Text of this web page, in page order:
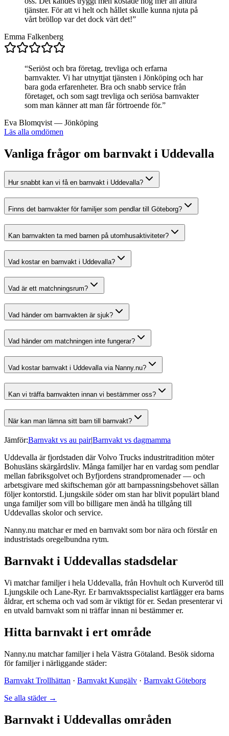
tjänster. För att vi helt och hållet skulle kunna njuta på
vårt bröllop var det dock värt det!”
Emma Falkenberg
“Seriöst och bra företag, trevliga och erfarna
barnvakter. Vi har utnyttjat tjänsten i Jönköping och har
bara goda erfarenheter. Bra och snabb service från
företaget, och som sagt trevliga och seriösa barnvakter
som man känner att man får förtroende för.”
Eva Blomqvist — Jönköping
Läs alla omdömen
Vanliga frågor om barnvakt i Uddevalla
Hur snabbt kan vi få en barnvakt i Uddevalla?
Finns det barnvakter för familjer som pendlar till Göteborg?
Kan barnvakten ta med barnen på utomhusaktiviteter?
Vad kostar en barnvakt i Uddevalla?
Vad är ett matchningsrum?
Vad händer om barnvakten är sjuk?
Vad händer om matchningen inte fungerar?
Vad kostar barnvakt i Uddevalla via Nanny.nu?
Kan vi träffa barnvakten innan vi bestämmer oss?
När kan man lämna sitt barn till barnvakt?
Jämför:Barnvakt vs au pair|Barnvakt vs dagmamma
Uddevalla är fjordstaden där Volvo Trucks industritradition möter
Bohusläns skärgårdsliv. Många familjer har en vardag som pendlar
mellan fabriksgolvet och Byfjordens strandpromenader — och
arbetsgivare med skiftscheman gör att barnpassningsbehovet sällan
följer kontorstid. Ljungskile söder om stan har blivit populärt bland
unga familjer som vill bo billigare men ändå ha tillgång till
Uddevallas skolor och service.
Nanny.nu matchar er med en barnvakt som bor nära och förstår en
industristads oregelbundna rytm.
Barnvakt i Uddevallas stadsdelar
Vi matchar familjer i hela Uddevalla, från Hovhult och Kurveröd till
Ljungskile och Lane-Ryr. Er barnvaktsspecialist kartlägger era barns
åldrar, ert schema och vad som är viktigt för er. Sedan presenterar vi
en utvald barnvakt som ni träffar innan ni bestämmer er.
Hitta barnvakt i ert område
Nanny.nu matchar familjer i hela Västra Götaland. Besök sidorna
för familjer i närliggande städer:
Barnvakt Trollhättan · Barnvakt Kungälv · Barnvakt Göteborg
Se alla städer →
Barnvakt i Uddevallas områden